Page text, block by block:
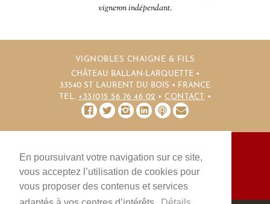
En poursuivant votre navigation sur ce site,
vous acceptez l’utilisation de cookies pour
vous proposer des contenus et services
vigneron indépendant.
VIGNOBLES CHAIGNE & FILS
CHÂTEAU BALLAN-LARQUETTE •
33540 ST LAURENT DU BOIS • FRANCE
TEL. +33(0)5 56 76 46 02 • CONTACT •
NOTRE BLOG MENTIONS LÉGALES
PLAN DU SITE
CONTACT